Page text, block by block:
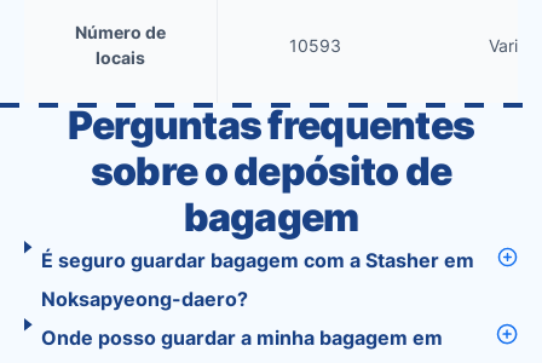
Número de
locais
10593 Varia
Perguntas frequentes
sobre o depósito de
bagagem
É seguro guardar bagagem com a Stasher em
Noksapyeong-daero?
Onde posso guardar a minha bagagem em